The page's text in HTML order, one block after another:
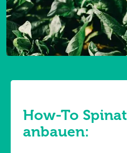
How-To Spinat
anbauen: